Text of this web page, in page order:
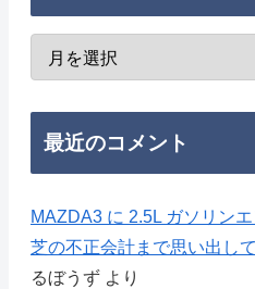
最近のコメント
MAZDA3 に 2.5L ガソリン
芝の不正会計まで思い出し
るぼうず より